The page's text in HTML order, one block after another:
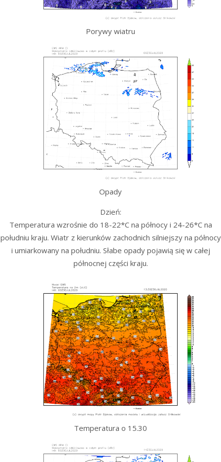
Porywy wiatru
Opady
Dzień:
Temperatura wzrośnie do 18-22*C na północy i 24-26*C na
południu kraju. Wiatr z kierunków zachodnich silniejszy na północy
i umiarkowany na południu. Słabe opady pojawią się w całej
północnej części kraju.
Temperatura o 15.30